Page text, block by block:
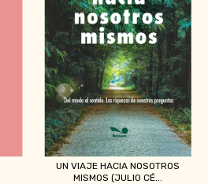
UN VIAJE HACIA NOSOTROS
MISMOS (JULIO CÉ...